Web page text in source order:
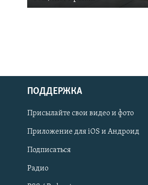
Українською
Qırımtatar
ПРИСОЕДИНЯЙТЕСЬ!
ПОДДЕРЖКА
Присылайте свои видео и фото
Приложение для iOS и Андроид
Подписаться
Радио